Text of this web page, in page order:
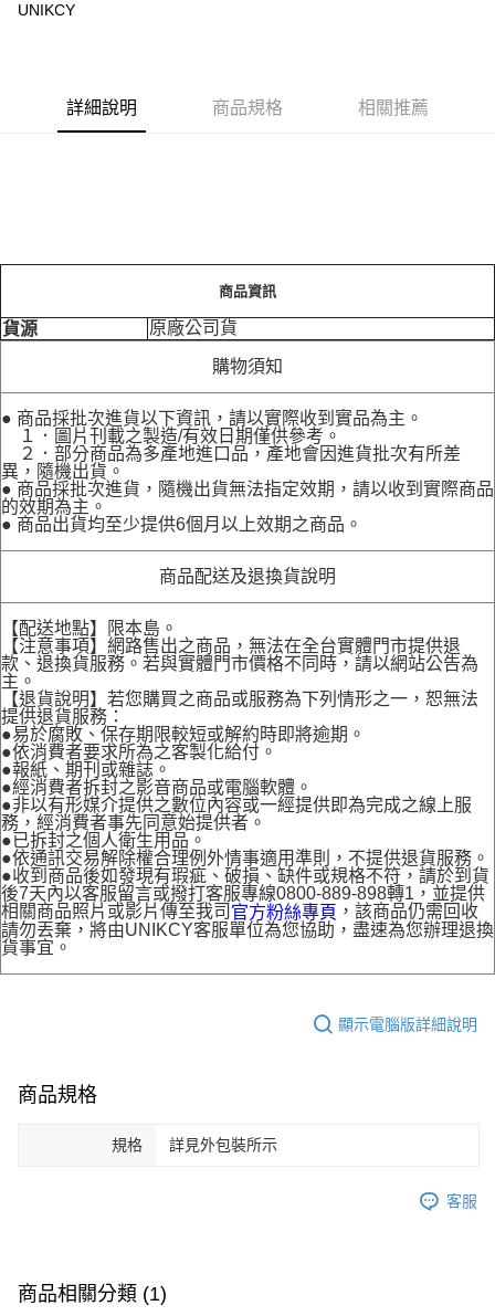
每筆NT$70，滿NT$499(含以上)免運費
UNIKCY
詳細說明 商品規格 相關推薦
商品資訊
貨源 原廠公司貨
購物須知
● 商品採批次進貨以下資訊，請以實際收到實品為主。
１．圖片刊載之製造/有效日期僅供參考。
２．部分商品為多產地進口品，產地會因進貨批次有所差
異，隨機出貨。
● 商品採批次進貨，隨機出貨無法指定效期，請以收到實際商品
的效期為主。
● 商品出貨均至少提供6個月以上效期之商品。
商品配送及退換貨說明
【配送地點】限本島。
【注意事項】網路售出之商品，無法在全台實體門市提供退
款、退換貨服務。若與實體門市價格不同時，請以網站公告為
主。
【退貨說明】若您購買之商品或服務為下列情形之一，恕無法
提供退貨服務：
●易於腐敗、保存期限較短或解約時即將逾期。
●依消費者要求所為之客製化給付。
●報紙、期刊或雜誌。
●經消費者拆封之影音商品或電腦軟體。
●非以有形媒介提供之數位內容或一經提供即為完成之線上服
務，經消費者事先同意始提供者。
●已拆封之個人衛生用品。
●依通訊交易解除權合理例外情事適用準則，不提供退貨服務。
●收到商品後如發現有瑕疵、破損、缺件或規格不符，請於到貨
後7天內以客服留言或撥打客服專線0800-889-898轉1，並提供
相關商品照片或影片傳至我司 官方粉絲專頁 ，該商品仍需回收
請勿丟棄，將由UNIKCY客服單位為您協助，盡速為您辦理退換
貨事宜。
顯示電腦版詳細說明
商品規格
規格 詳見外包裝所示
客服
商品相關分類 (1)